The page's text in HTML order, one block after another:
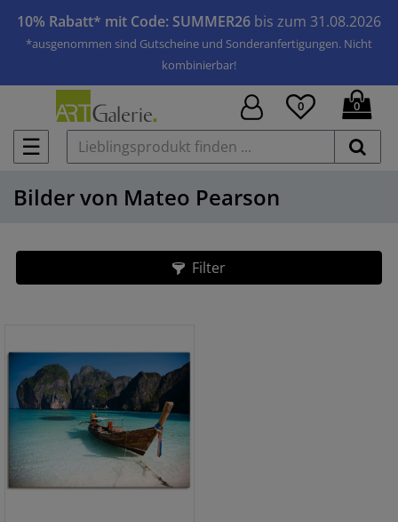
10% Rabatt* mit Code: SUMMER26 bis zum 31.08.2026
*ausgenommen sind Gutscheine und Sonderanfertigungen. Nicht
kombinierbar!
☰
0 0
Bilder von Mateo Pearson
Filter